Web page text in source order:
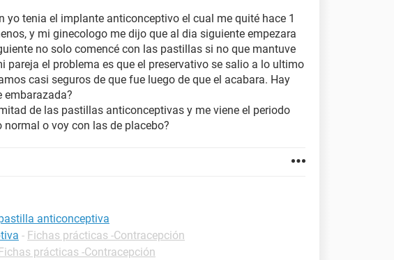
yo tenia el implante anticonceptivo el cual me quité hace 1
y mi ginecologo me dijo que al dia siguiente empezara
no solo comencé con las pastillas si no que mantuve
pareja el problema es que el preservativo se salio a lo ultimo
casi seguros de que fue luego de que el acabara. Hay
embarazada?
de las pastillas anticonceptivas y me viene el periodo
o voy con las de placebo?
anticonceptiva
- Fichas prácticas -Contracepción
prácticas -Contracepción